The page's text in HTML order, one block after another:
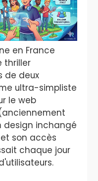
en France
thriller
de deux
ultra-simpliste
le web
design inchangé
son accès
chaque jour